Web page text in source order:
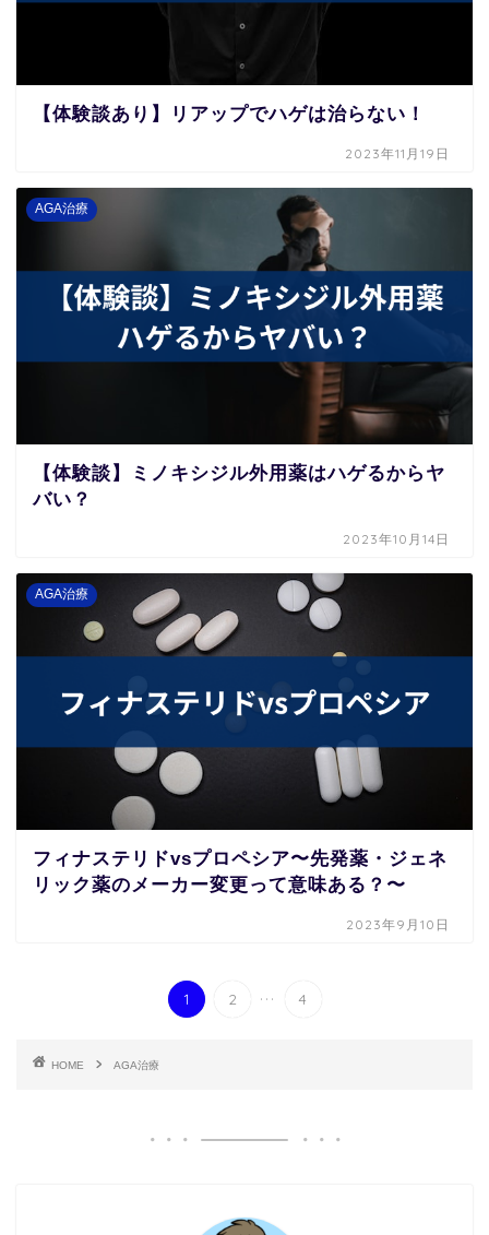
【体験談あり】リアップでハゲは治らない！
2023年11月19日
AGA治療
【体験談】ミノキシジル外用薬はハゲるからヤ
バい？
2023年10月14日
AGA治療
フィナステリドvsプロペシア〜先発薬・ジェネ
リック薬のメーカー変更って意味ある？〜
2023年9月10日
1 2 ... 4
HOME AGA治療